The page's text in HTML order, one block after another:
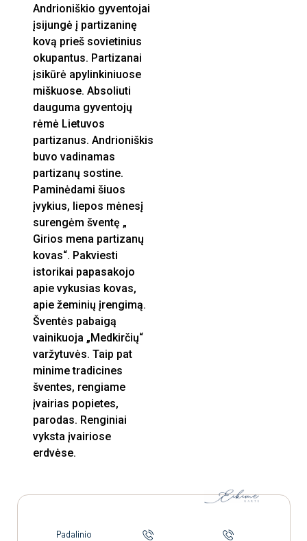
Andrioniškio gyventojai
įsijungė į partizaninę
kovą prieš sovietinius
okupantus. Partizanai
įsikūrė apylinkiniuose
miškuose. Absoliuti
dauguma gyventojų
rėmė Lietuvos
partizanus. Andrioniškis
buvo vadinamas
partizanų sostine.
Paminėdami šiuos
įvykius, liepos mėnesį
surengėm šventę „
Girios mena partizanų
kovas“. Pakviesti
istorikai papasakojo
apie vykusias kovas,
apie žeminių įrengimą.
Šventės pabaigą
vainikuoja „Medkirčių“
varžytuvės. Taip pat
minime tradicines
šventes, rengiame
įvairias popietes,
parodas. Renginiai
vyksta įvairiose
erdvėse.
Padalinio